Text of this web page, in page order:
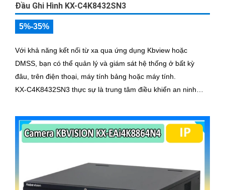
Đầu Ghi Hình KX-C4K8432SN3
5%-35%
Với khả năng kết nối từ xa qua ứng dụng Kbview hoặc
DMSS, bạn có thể quản lý và giám sát hệ thống ở bất kỳ
đâu, trên điện thoại, máy tính bảng hoặc máy tính.
KX‑C4K8432SN3 thực sự là trung tâm điều khiển an ninh
công trình lớn và chuyên nghiệp